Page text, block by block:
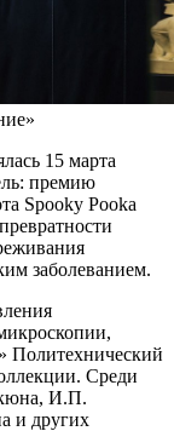
15 марта
премию
Spooky Pooka
заболеванием.
Политехнический
Среди
И.П.
и других